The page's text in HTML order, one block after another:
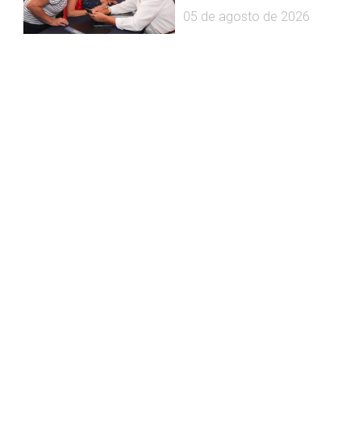
05 de agosto de 2026